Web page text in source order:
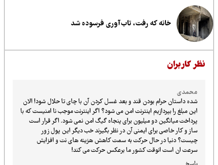
خانه که رفت، تاب‌آوری فرسوده شد
کاربران
محمدی
شده داستان حرام بودن قند و بعد غسل کردن آن با چای تا حلال شود! الان
این مبلغ را بپردازیم اینترنت امن می شود؟ اگر اینترنت موجب نا امنیست که با
پرداخت میانگین دو میلیون برای پنجاه گیگ امن نمی شود. اگر قرار است
ساز و کار خاصی برای ایمنی آن در نظر بگیرند خب دیگر این پول زور
چیست؟ دنیا در حال حرکت به سمت کاهش هزینه های نت و افزایش
سرعت ان است انوقت کشور ما برعکس حرکت می کند!